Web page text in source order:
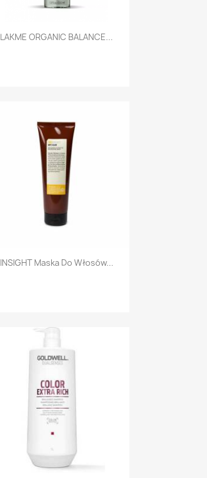
Szybki podgląd
LAKME ORGANIC BALANCE...
Szybki podgląd
INSIGHT Maska Do Włosów...